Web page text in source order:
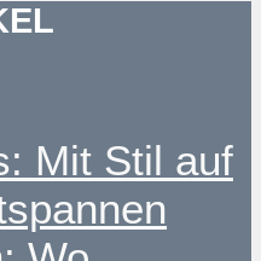
Mit Stil auf